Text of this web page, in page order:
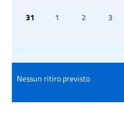
31 1 2 3
Nessun ritiro previsto